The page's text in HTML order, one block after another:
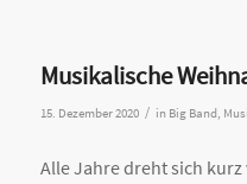
Musikalische
15. Dezember 2020 / in Big Band,
Alle Jahre dreht sich